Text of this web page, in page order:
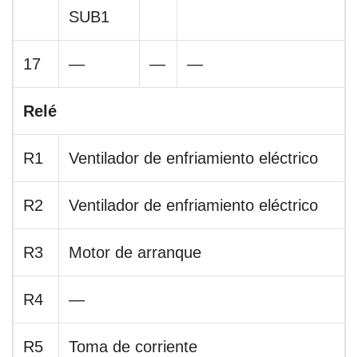
SUB1
17 — — —
Relé
R1 Ventilador de enfriamiento eléctrico
R2 Ventilador de enfriamiento eléctrico
R3 Motor de arranque
R4 —
R5 Toma de corriente